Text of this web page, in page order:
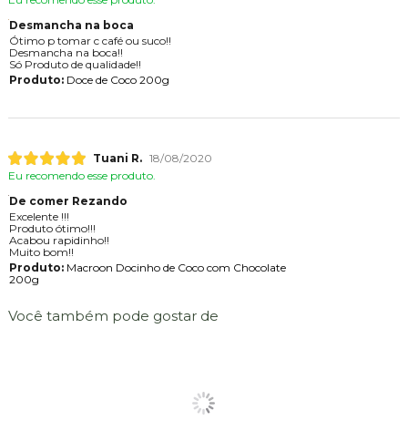
Desmancha na boca
Ótimo p tomar c café ou suco!!
Desmancha na boca!!
Só Produto de qualidade!!
Produto:Doce de Coco 200g
Tuani R. 18/08/2020
Eu recomendo esse produto.
De comer Rezando
Excelente !!!
Produto ótimo!!!
Acabou rapidinho!!
Muito bom!!
Produto:Macroon Docinho de Coco com Chocolate
200g
Você também pode gostar de